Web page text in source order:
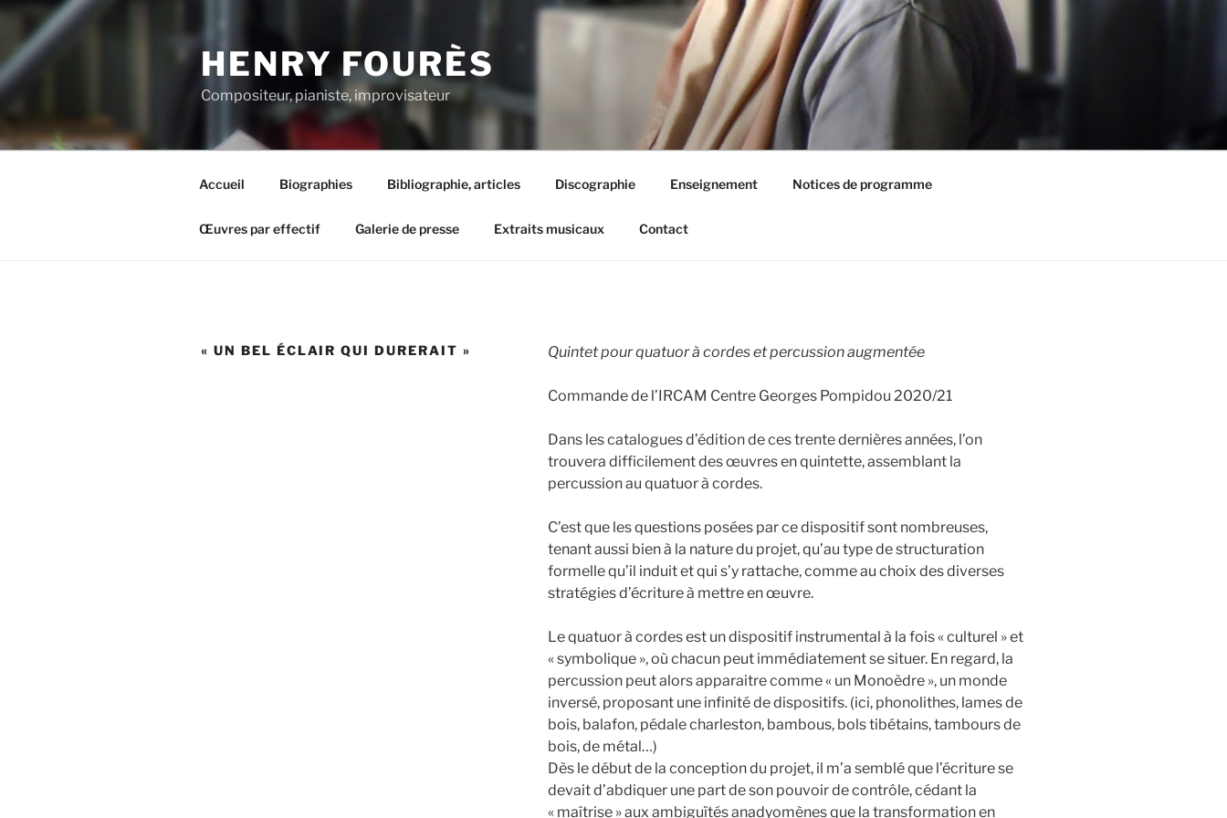
Aller
contenu
principal
HENRY FOURÈS
Compositeur, pianiste, improvisateur
Accueil Biographies Bibliographie, articles Discographie Enseignement Notices de programme
Œuvres par effectif Galerie de presse Extraits musicaux Contact
« UN BEL ÉCLAIR QUI DURERAIT » Quintet pour quatuor à cordes et percussion augmentée
Commande de l’IRCAM Centre Georges Pompidou 2020/21
Dans les catalogues d’édition de ces trente dernières années, l’on
trouvera difficilement des œuvres en quintette, assemblant la
percussion au quatuor à cordes.
C’est que les questions posées par ce dispositif sont nombreuses,
tenant aussi bien à la nature du projet, qu’au type de structuration
formelle qu’il induit et qui s’y rattache, comme au choix des diverses
stratégies d’écriture à mettre en œuvre.
Le quatuor à cordes est un dispositif instrumental à la fois « culturel » et
« symbolique », où chacun peut immédiatement se situer. En regard, la
percussion peut alors apparaitre comme « un Monoèdre », un monde
inversé, proposant une infinité de dispositifs. (ici, phonolithes, lames de
bois, balafon, pédale charleston, bambous, bols tibétains, tambours de
bois, de métal…)
Dès le début de la conception du projet, il m’a semblé que l’écriture se
devait d’abdiquer une part de son pouvoir de contrôle, cédant la
« maîtrise » aux ambiguïtés anadyomènes que la transformation en